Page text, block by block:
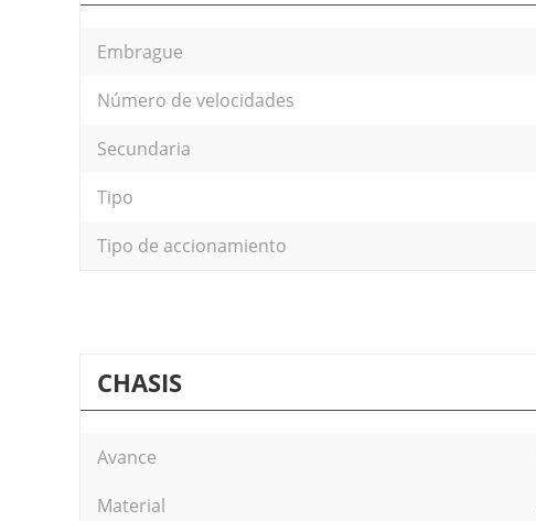
Embrague
Número de velocidades
Secundaria
Tipo
Tipo de accionamiento
CHASIS
Avance
Material